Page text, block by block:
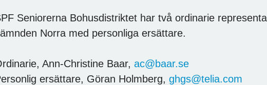
Seniorerna Bohusdistriktet har två ordinarie
Norra med personliga ersättare.
Ann-Christine Baar, ac@baar.se
ersättare, Göran Holmberg, ghgs@telia.com